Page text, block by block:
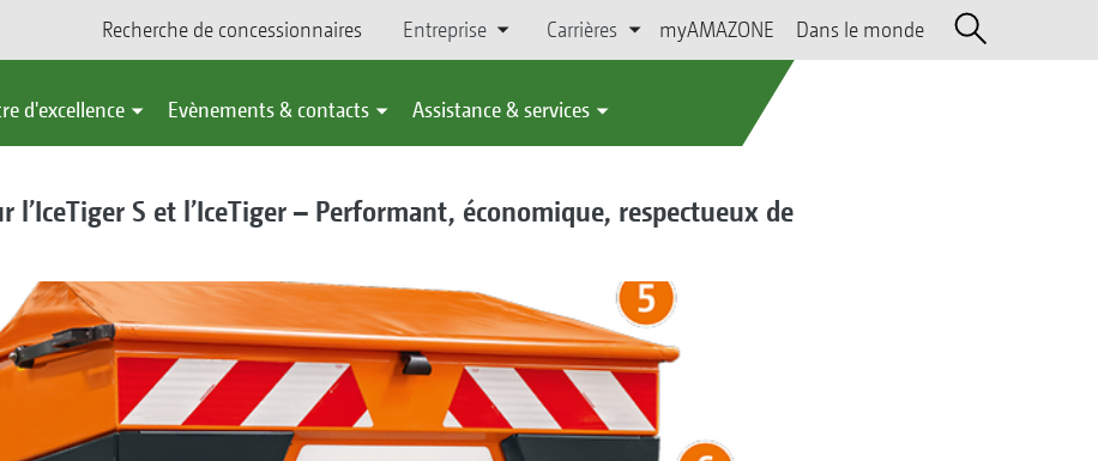
Recherche de concessionnaires Entreprise Carrières myAMAZONE Dans le monde
d'excellence Evènements & contacts Assistance & services
S et l’IceTiger – Performant, économique, respectueux de